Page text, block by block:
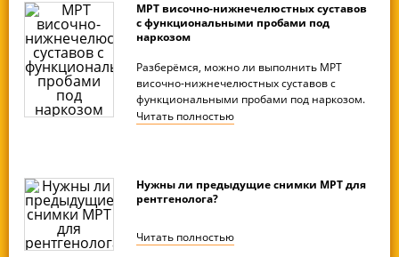
МРТ височно-нижнечелюстных суставов
с функциональными пробами под
наркозом
Разберёмся, можно ли выполнить МРТ
височно-нижнечелюстных суставов с
функциональными пробами под наркозом.
Читать полностью
Нужны ли предыдущие снимки МРТ для
рентгенолога?
Читать полностью